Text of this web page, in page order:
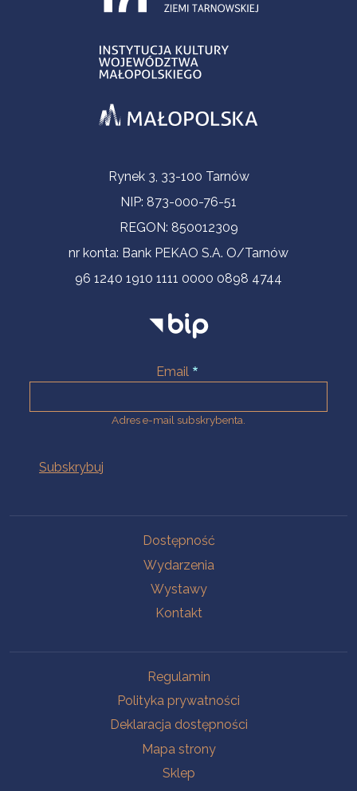
Informacje kontaktoweRynek 3, 33-100 Tarnów
NIP: 873-000-76-51
REGON: 850012309
nr konta: Bank PEKAO S.A. O/Tarnów
96 1240 1910 1111 0000 0898 4744
Email
Adres e-mail subskrybenta.
Dostępność
Wydarzenia
Wystawy
Kontakt
Regulamin
Polityka prywatności
Deklaracja dostępności
Mapa strony
Sklep